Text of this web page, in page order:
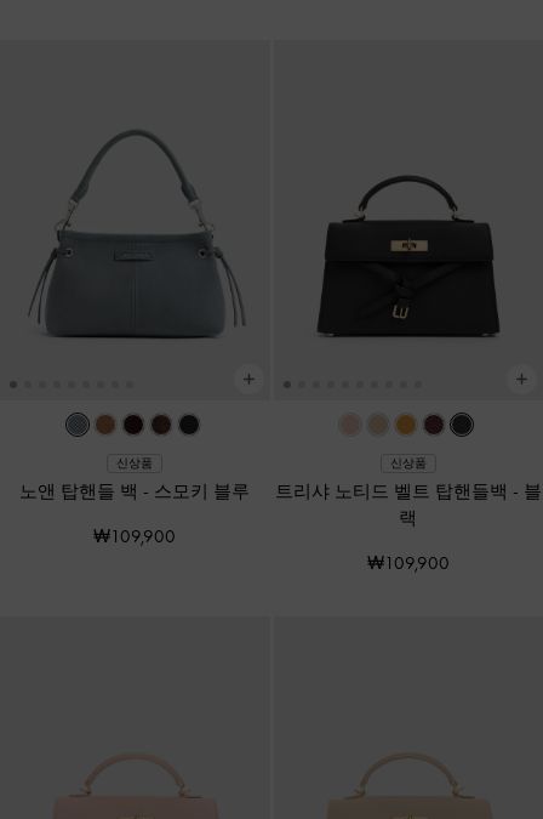
신상품
노앤 탑핸들 백 - 스모키 블루
₩109,900
신상품
트리샤 노티드 벨트 탑핸들백 - 블
랙
₩109,900